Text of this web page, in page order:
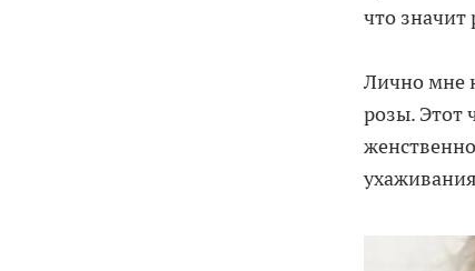
что значит
Лично мне
розы. Этот